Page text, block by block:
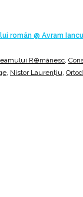
român @ Avram Iancu
R⊕mânesc,
, Nistor Laurențiu,